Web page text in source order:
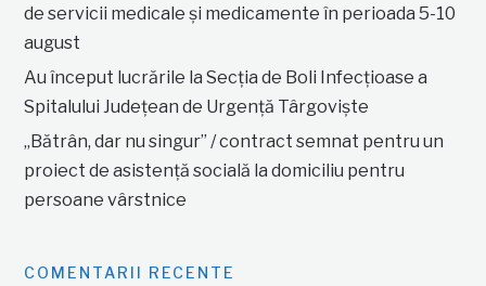
de servicii medicale și medicamente în perioada 5-10
august
Au început lucrările la Secția de Boli Infecțioase a
Spitalului Județean de Urgență Târgoviște
„Bătrân, dar nu singur” / contract semnat pentru un
proiect de asistență socială la domiciliu pentru
persoane vârstnice
COMENTARII RECENTE